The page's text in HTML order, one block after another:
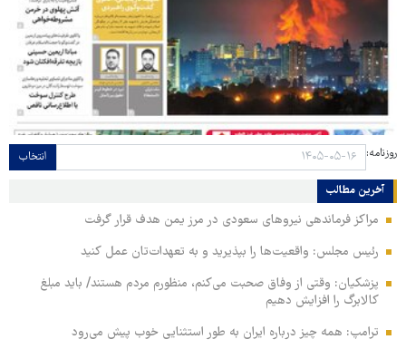
روزنامه: انتخاب
آخرین مطالب
مراکز فرماندهی نیروهای سعودی در مرز یمن هدف قرار گرفت
رئیس مجلس: واقعیت‌ها را بپذیرید و به تعهدات‌تان عمل کنید
پزشکیان: وقتی از وفاق صحبت می‌کنم، منظورم مردم هستند/ باید مبلغ
کالابرگ را افزایش دهیم
ترامپ: همه چیز درباره ایران به طور استثنایی خوب پیش می‌رود